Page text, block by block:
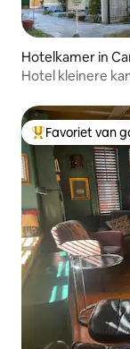
Hotelkamer in
Hotel kleinere
Topfavoriet van
Favoriet van